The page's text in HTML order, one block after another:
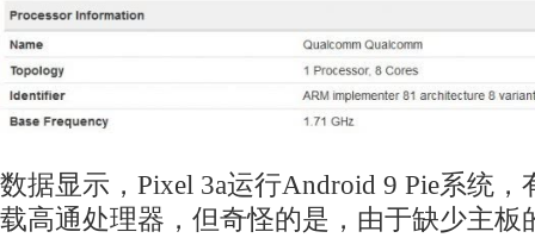
数据显示，Pixel 3a运行Android 9 Pie系统
载高通处理器，但奇怪的是，由于缺少主板